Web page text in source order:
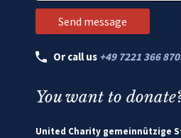
Or call us +49 7221 366
You want to
United Charity gemeinnützige